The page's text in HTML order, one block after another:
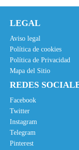
LEGAL
Aviso legal
Política de cookies
Política de Privacidad
Mapa del Sitio
REDES
Facebook
Twitter
Instagram
Telegram
Pinterest